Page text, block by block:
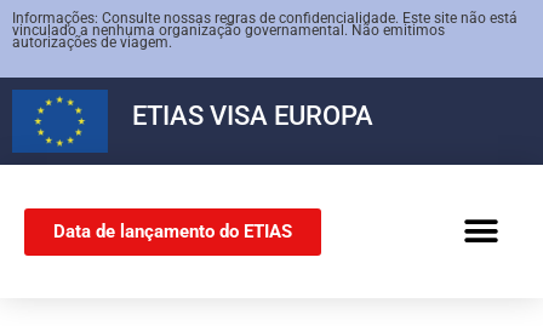
Informações: Consulte nossas regras de confidencialidade. Este site não está
vinculado a nenhuma organização governamental. Não emitimos
autorizações de viagem.
ETIASVISA EUROPA
Data de lançamento do ETIAS